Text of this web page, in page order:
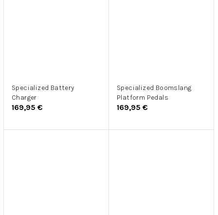
Specialized Battery
Charger
169,95 €
Specialized Boomslang
Platform Pedals
169,95 €